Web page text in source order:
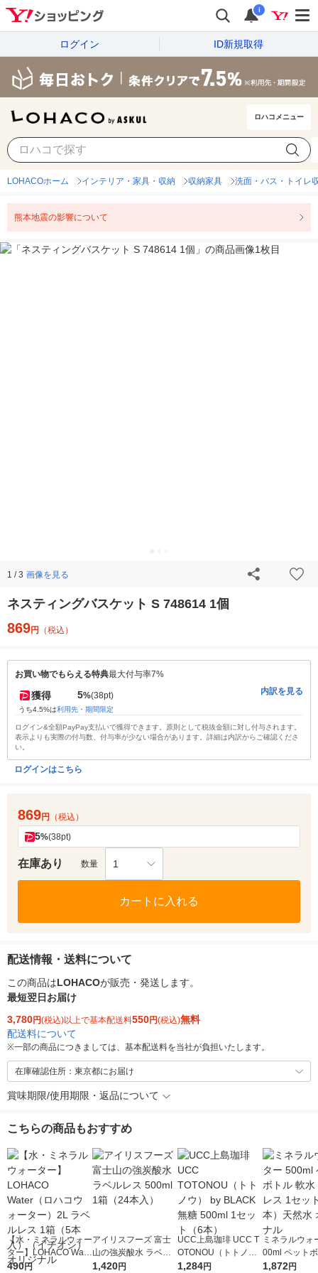
i
ログイン ID新規取得
ロハコメニュー
LOHACOホーム インテリア・家具・収納 収納家具 洗面・バス・トイレ
熊本地震の影響について
1 / 3 画像を見る
ネスティングバスケット S 748614 1個
869円 （税込）
お買い物でもらえる特典最大付与率7%
獲得 5%(38pt)
うち4.5%は利用先・期間限定
内訳を見る
ログイン&全額PayPay支払いで獲得できます。原則として税抜金額に対し付与されます。
表示よりも実際の付与数、付与率が少ない場合があります。詳細は内訳からご確認くださ
い。
ログインはこちら
869円 （税込）
5%(38pt)
在庫あり 数量 1
カートに入れる
配送情報・送料について
この商品はLOHACOが販売・発送します。
最短翌日お届け
3,780円(税込)以上で基本配送料550円(税込)無料
配送料について
※一部の商品につきましては、基本配送料を当社が負担いたします。
在庫確認住所：東京都にお届け
賞味期限/使用期限・返品について
こちらの商品もおすすめ
【水・ミネラルウォー
ター】LOHACO Wate
r（ロハコウォータ
490円
アイリスフーズ 富士
山の強炭酸水 ラベル
レス 500ml 1箱（24
1,420円
UCC上島珈琲 UCC T
OTONOU（トトノ
ウ） by BLACK無糖 5
1,284円
ミネラルウォ
00ml ペット
水 ラベルレ
1,872円